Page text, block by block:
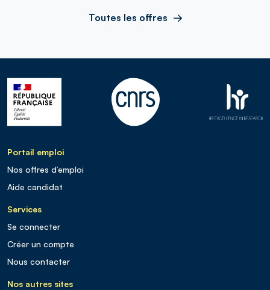
Toutes les offres
Portail emploi
Nos offres d’emploi
Aide candidat
Services
Se connecter
Créer un compte
Nous contacter
Nos autres sites